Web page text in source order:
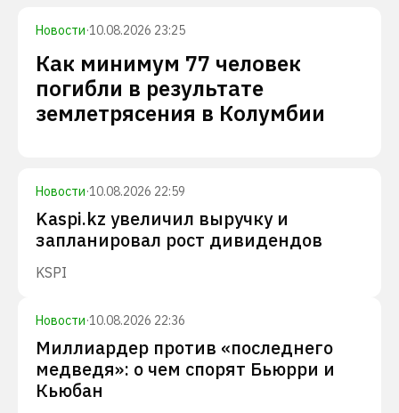
Новости·10.08.2026 23:25
Как минимум 77 человек
погибли в результате
землетрясения в Колумбии
Новости·10.08.2026 22:59
Kaspi.kz увеличил выручку и
запланировал рост дивидендов
KSPI
Новости·10.08.2026 22:36
Миллиардер против «последнего
медведя»: о чем спорят Бьюрри и
Кьюбан